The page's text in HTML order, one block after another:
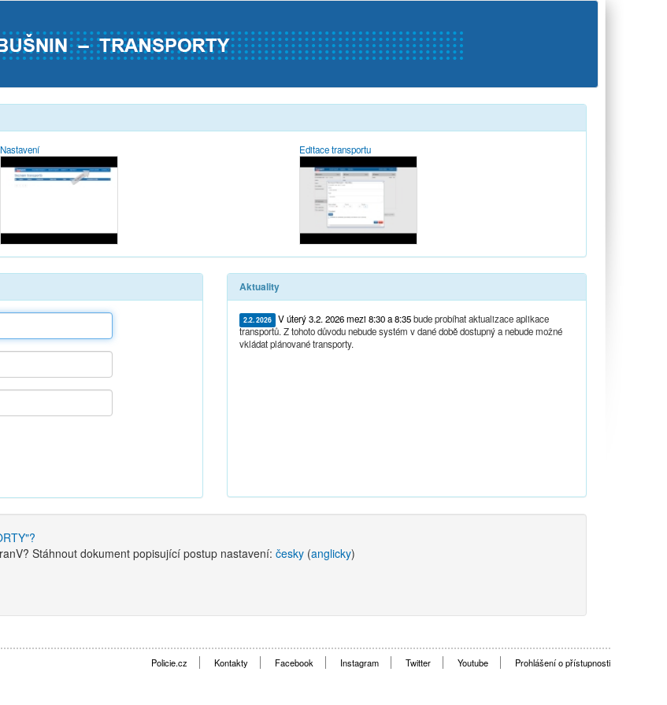
Nastavení Editace transportu
Aktuality
2.2. 2026 V úterý 3.2. 2026 mezi 8:30 a 8:35bude probíhat aktualizace aplikace
transportů. Z tohoto důvodu nebude systém v dané době dostupný a nebude možné
vkládat plánované transporty.
Stáhnout dokument popisující postup nastavení: česky (anglicky)
Policie.cz Kontakty Facebook Instagram Twitter Youtube Prohlášení o přístupnosti